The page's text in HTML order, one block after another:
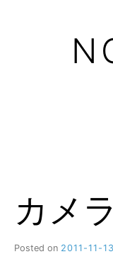
カメ
Posted on 2011-11-13